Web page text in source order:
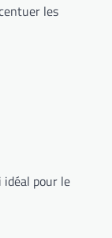
les
idéal pour le